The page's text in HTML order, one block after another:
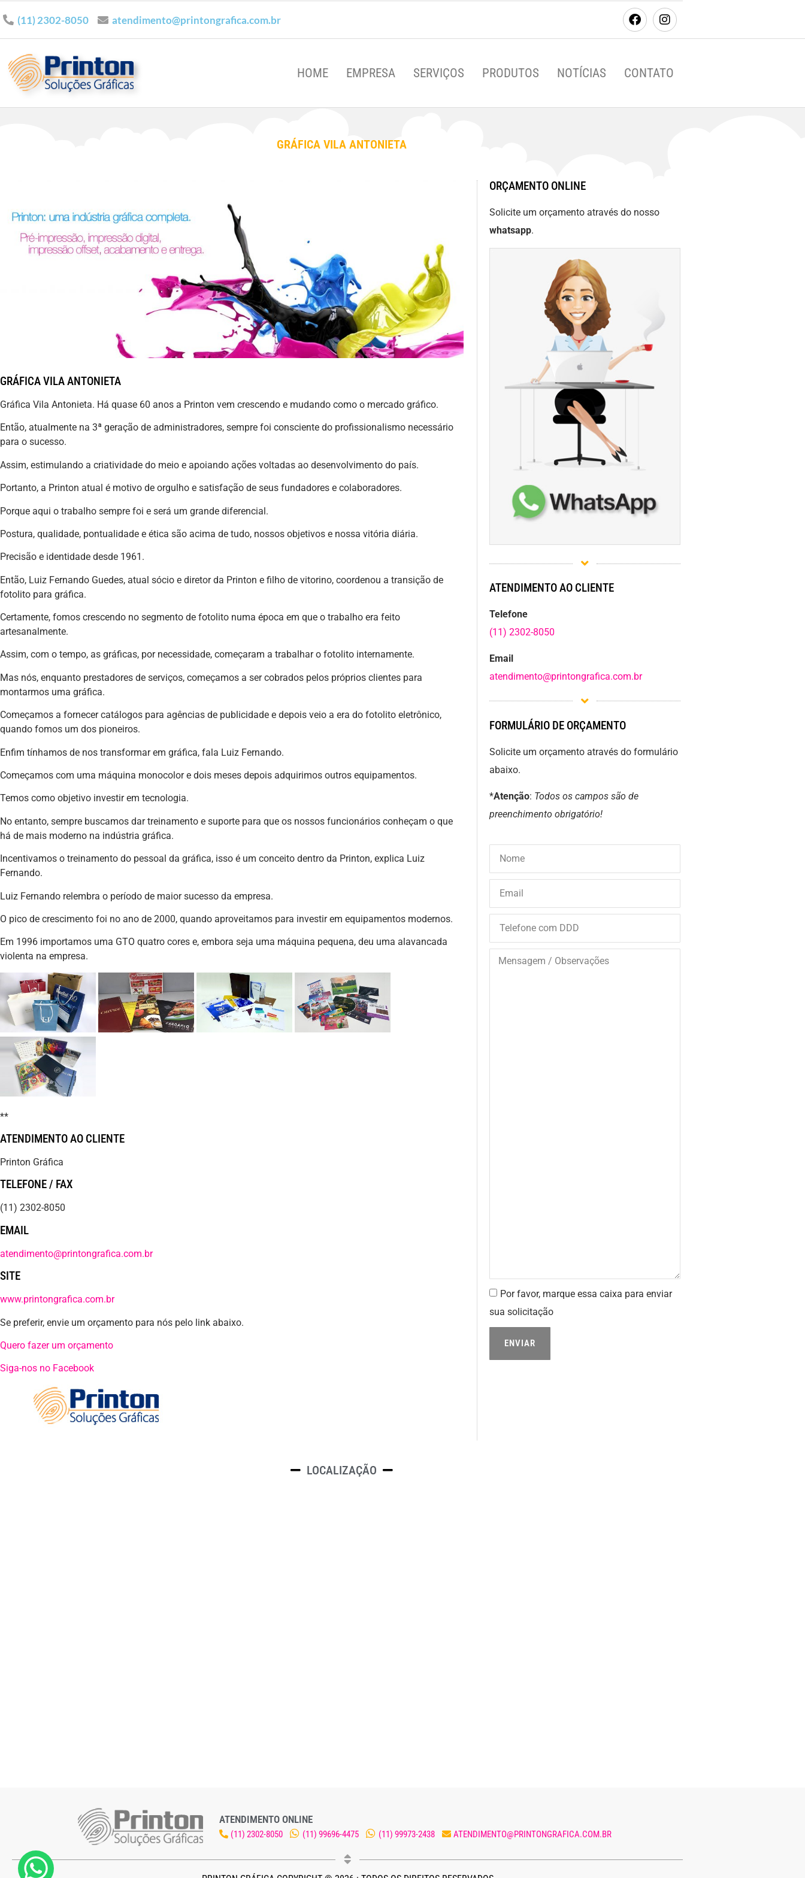
(11) 2302-8050 atendimento@printongrafica.com.br
HOME EMPRESA SERVIÇOS PRODUTOS NOTÍCIAS CONTATO
GRÁFICA VILA ANTONIETA
GRÁFICA VILA ANTONIETA
Gráfica Vila Antonieta. Há quase 60 anos a Printon vem crescendo e mudando como o mercado gráfico.
Então, atualmente na 3ª geração de administradores, sempre foi consciente do profissionalismo necessário
para o sucesso.
Assim, estimulando a criatividade do meio e apoiando ações voltadas ao desenvolvimento do país.
Portanto, a Printon atual é motivo de orgulho e satisfação de seus fundadores e colaboradores.
Porque aqui o trabalho sempre foi e será um grande diferencial.
Postura, qualidade, pontualidade e ética são acima de tudo, nossos objetivos e nossa vitória diária.
Precisão e identidade desde 1961.
Então, Luiz Fernando Guedes, atual sócio e diretor da Printon e filho de vitorino, coordenou a transição de
fotolito para gráfica.
Certamente, fomos crescendo no segmento de fotolito numa época em que o trabalho era feito
artesanalmente.
Assim, com o tempo, as gráficas, por necessidade, começaram a trabalhar o fotolito internamente.
Mas nós, enquanto prestadores de serviços, começamos a ser cobrados pelos próprios clientes para
montarmos uma gráfica.
Começamos a fornecer catálogos para agências de publicidade e depois veio a era do fotolito eletrônico,
quando fomos um dos pioneiros.
Enfim tínhamos de nos transformar em gráfica, fala Luiz Fernando.
Começamos com uma máquina monocolor e dois meses depois adquirimos outros equipamentos.
Temos como objetivo investir em tecnologia.
No entanto, sempre buscamos dar treinamento e suporte para que os nossos funcionários conheçam o que
há de mais moderno na indústria gráfica.
Incentivamos o treinamento do pessoal da gráfica, isso é um conceito dentro da Printon, explica Luiz
Fernando.
Luiz Fernando relembra o período de maior sucesso da empresa.
O pico de crescimento foi no ano de 2000, quando aproveitamos para investir em equipamentos modernos.
Em 1996 importamos uma GTO quatro cores e, embora seja uma máquina pequena, deu uma alavancada
violenta na empresa.
**
ATENDIMENTO AO CLIENTE
Printon Gráfica
TELEFONE / FAX
(11) 2302-8050
EMAIL
atendimento@printongrafica.com.br
SITE
www.printongrafica.com.br
Se preferir, envie um orçamento para nós pelo link abaixo.
Quero fazer um orçamento
Siga-nos no Facebook
ORÇAMENTO ONLINE
Solicite um orçamento através do nosso
whatsapp.
ATENDIMENTO AO CLIENTE
Telefone
(11) 2302-8050
Email
atendimento@printongrafica.com.br
FORMULÁRIO DE ORÇAMENTO
Solicite um orçamento através do formulário
abaixo.
*Atenção: Todos os campos são de
preenchimento obrigatório!
Por favor, marque essa caixa para enviar
sua solicitação
ENVIAR
LOCALIZAÇÃO
ATENDIMENTO ONLINE
(11) 2302-8050 (11) 99696-4475 (11) 99973-2438 ATENDIMENTO@PRINTONGRAFICA.COM.BR